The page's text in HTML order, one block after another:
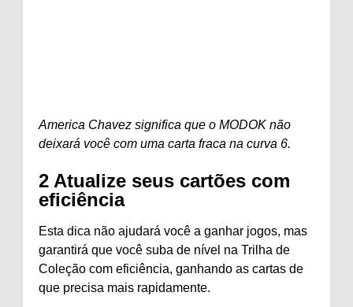
America Chavez significa que o MODOK não
deixará você com uma carta fraca na curva 6.
2 Atualize seus cartões com
eficiência
Esta dica não ajudará você a ganhar jogos, mas
garantirá que você suba de nível na Trilha de
Coleção com eficiência, ganhando as cartas de
que precisa mais rapidamente.